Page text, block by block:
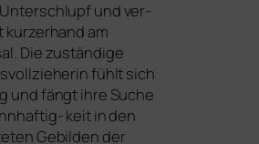
und ver­
kur­zer­hand am
Die zustän­di­ge
fühlt sich
und fängt ihre Suche
keit in den
Gebilden der